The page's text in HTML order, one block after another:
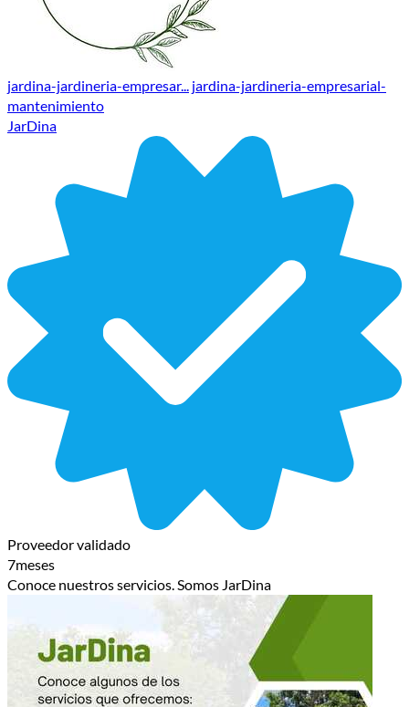
jardina-jardineria-empresar... jardina-jardineria-empresarial-
mantenimiento
JarDina
Proveedor validado
7meses
Conoce nuestros servicios. Somos JarDina